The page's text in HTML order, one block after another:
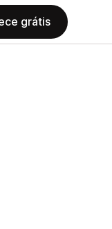
grátis